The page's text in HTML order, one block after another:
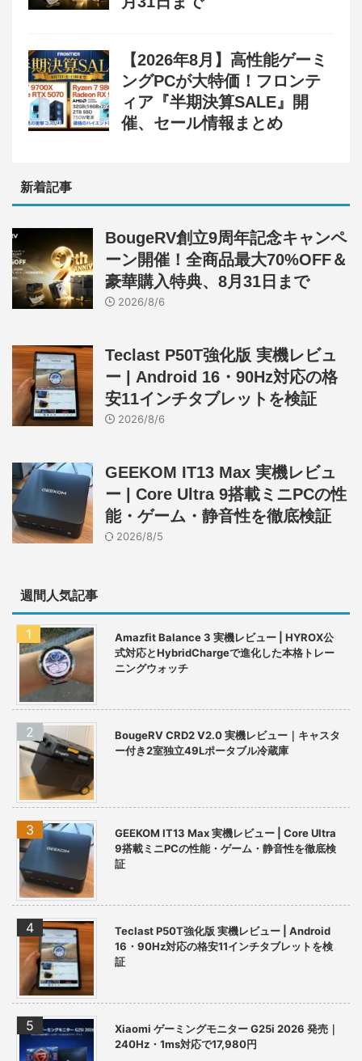
【2026年8月】高性能ゲーミ
ングPCが大特価！フロンテ
ィア『半期決算SALE』開
催、セール情報まとめ
新着記事
BougeRV創立9周年記念キャンペ
ーン開催！全商品最大70%OFF＆
豪華購入特典、8月31日まで
2026/8/6
Teclast P50T強化版 実機レビュ
ー | Android 16・90Hz対応の格
安11インチタブレットを検証
2026/8/6
GEEKOM IT13 Max 実機レビュ
ー | Core Ultra 9搭載ミニPCの性
能・ゲーム・静音性を徹底検証
2026/8/5
週間人気記事
Amazfit Balance 3 実機レビュー | HYROX公
式対応とHybridChargeで進化した本格トレー
ニングウォッチ
BougeRV CRD2 V2.0 実機レビュー｜キャスタ
ー付き2室独立49Lポータブル冷蔵庫
GEEKOM IT13 Max 実機レビュー | Core Ultra
9搭載ミニPCの性能・ゲーム・静音性を徹底検
証
Teclast P50T強化版 実機レビュー | Android
16・90Hz対応の格安11インチタブレットを検
証
Xiaomi ゲーミングモニター G25i 2026 発売｜
240Hz・1ms対応で17,980円